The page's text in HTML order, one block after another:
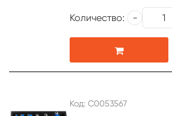
Количество:
Код: С0053567